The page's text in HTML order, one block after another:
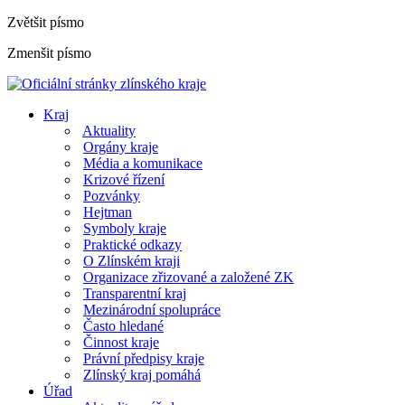
Zvětšit písmo
Zmenšit písmo
Kraj
Aktuality
Orgány kraje
Média a komunikace
Krizové řízení
Pozvánky
Hejtman
Symboly kraje
Praktické odkazy
O Zlínském kraji
Organizace zřizované a založené ZK
Transparentní kraj
Mezinárodní spolupráce
Často hledané
Činnost kraje
Právní předpisy kraje
Zlínský kraj pomáhá
Úřad